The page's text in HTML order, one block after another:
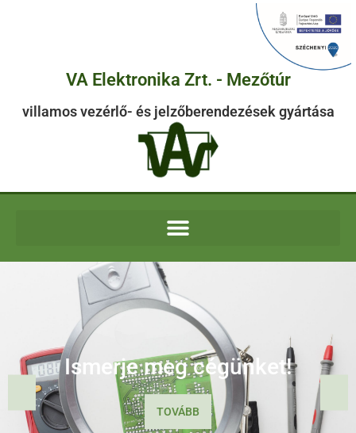
VA Elektronika Zrt. - Mezőtúr
villamos vezérlő- és jelzőberendezések gyártása
Ismerje meg cégünket!
TOVÁBB
Termékportfólió
TOVÁBB
3d nyomtatók
TOVÁBB